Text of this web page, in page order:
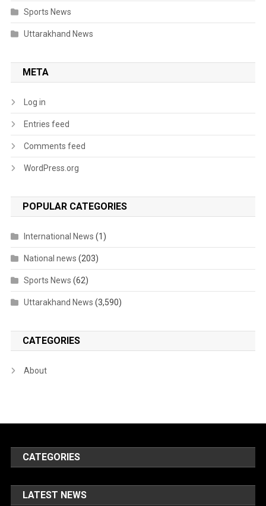
Sports News
Uttarakhand News
META
Log in
Entries feed
Comments feed
WordPress.org
POPULAR CATEGORIES
International News (1)
National news (203)
Sports News (62)
Uttarakhand News (3,590)
CATEGORIES
About
CATEGORIES
LATEST NEWS